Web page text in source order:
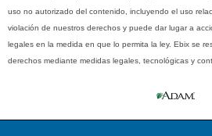
uso no autorizado del contenido, incluyendo el uso
violación de nuestros derechos y puede dar lugar a
legales en la medida en que lo permita la ley. Ebix se
derechos mediante medidas legales, tecnológicas y